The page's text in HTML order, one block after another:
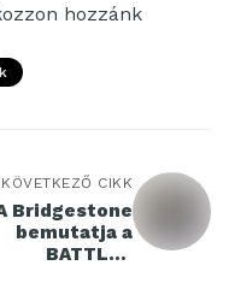
hozzánk
KÖVETKEZŐ CIKK
Bridgestone
bemutatja a
BATTLAX